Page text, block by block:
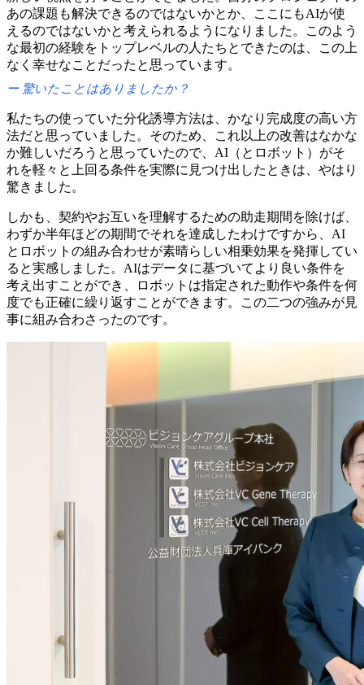
あの課題も解決できるのではないかとか、 ここにもAIが使
えるのではないかと考えられるようになりました。
このよう
な最初の経験を トップレベルの人たちと できたのは、 この 上
なく 幸せなことだったと 思っています。
驚いたことはありましたか？
私たちの使っていた分化誘導方法は、 かなり 完成度の高い方
法だと 思っていました。 そのため、 これ以上の改善はなかな
か難しいだろうと 思っていたので、 AI （と ロボット）がそ
れを軽々と 上回る条件を実際に 見つけ出した ときは、 やはり
驚きました。
しかも、 契約やお互いを理解するための助走期間を除けば、
わずか半年ほどの期間でそれを達成したわけですから、 AI
と ロボットの組み合わせが素晴らしい相乗効果を発揮してい
ると実感しました。 AIはデータに基づいてより 良い条件を
考え出すことができ、
ロボットは指定された動作や条件を何
度でも正確に繰り返すことができます。 この二つの強みが見
事に組み合わさったのです。